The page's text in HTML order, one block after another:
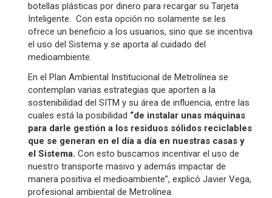
botellas plásticas por dinero para recargar su Tarjeta
Inteligente. Con esta opción no solamente se les
ofrece un beneficio a los usuarios, sino que se incentiva
el uso del Sistema y se aporta al cuidado del
medioambiente.
En el Plan Ambiental Institucional de Metrolínea se
contemplan varias estrategias que aporten a la
sostenibilidad del SITM y su área de influencia, entre las
cuales está la posibilidad “de instalar unas máquinas
para darle gestión a los residuos sólidos reciclables
que se generan en el día a día en nuestras casas y
el Sistema. Con esto buscamos incentivar el uso de
nuestro transporte masivo y además impactar de
manera positiva el medioambiente”, explicó Javier Vega,
profesional ambiental de Metrolínea.